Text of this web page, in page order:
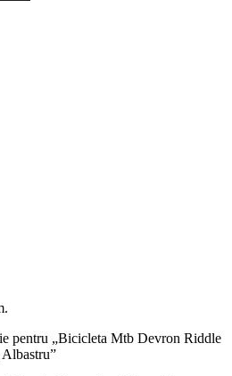
pentru „Bicicleta Mtb Devron Riddle